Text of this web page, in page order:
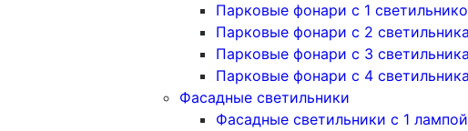
Парковые фонари с 1
Парковые фонари с 2
Парковые фонари с 3
Парковые фонари с 4
Фасадные светильники
Фасадные светильники с 1 лампой